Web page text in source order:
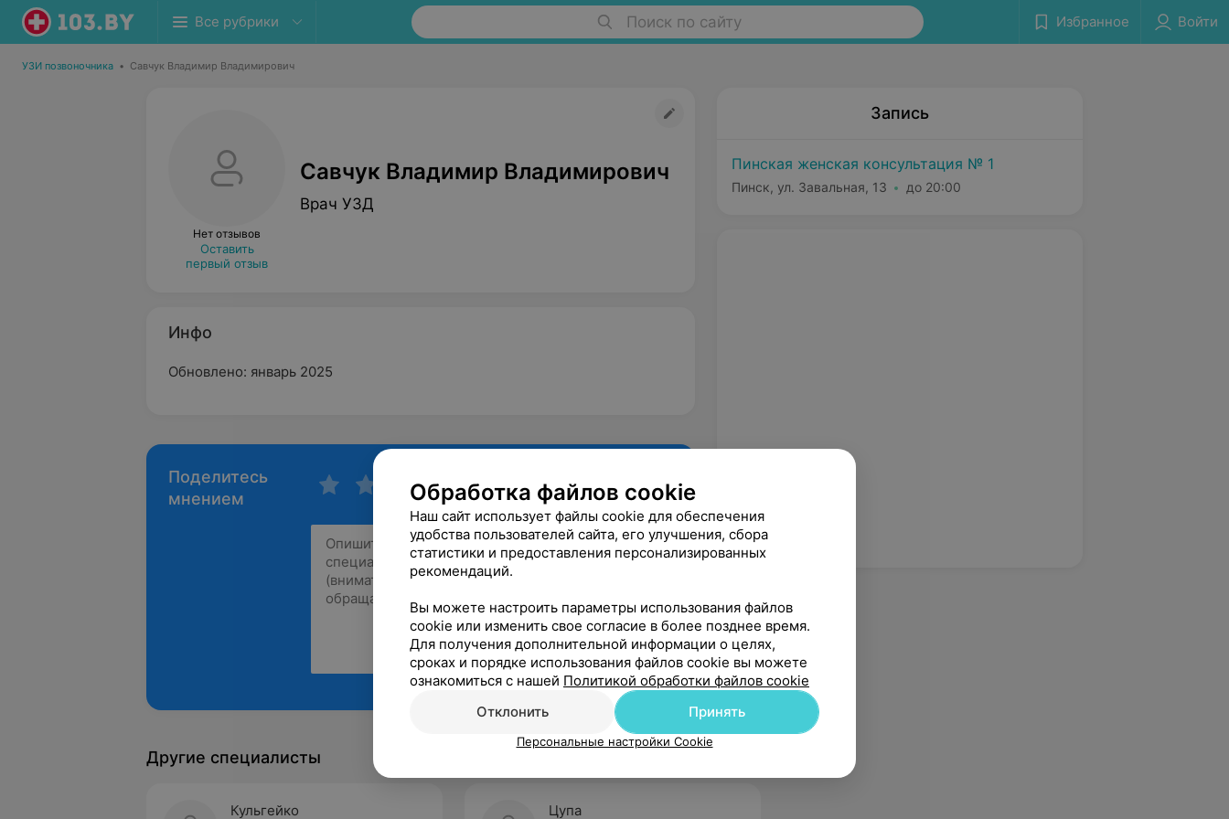
Все рубрики Поиск по сайту Избранное Войти
УЗИ позвоночника • Савчук Владимир Владимирович
Нет отзывов
Оставить
первый отзыв
Савчук Владимир Владимирович
Врач УЗД
Инфо
Обновлено: январь 2025
Поделитесь
мнением
Рекомендую
Запись
Пинская женская консультация № 1
Пинск, ул. Завальная, 13 до 20:00
Другие специалисты
Кульгейко Цупа
Обработка файлов cookie
Наш сайт использует файлы cookie для обеспечения
удобства пользователей сайта, его улучшения, сбора
статистики и предоставления персонализированных
рекомендаций.
Вы можете настроить параметры использования файлов
cookie или изменить свое согласие в более позднее время.
Для получения дополнительной информации о целях,
сроках и порядке использования файлов cookie вы можете
ознакомиться с нашей Политикой обработки файлов cookie
Отклонить
Принять
Персональные настройки Cookie